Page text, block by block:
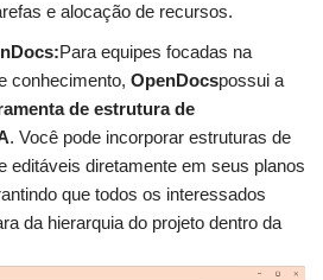
e alocação de recursos.
Para equipes focadas na
conhecimento, OpenDocspossui a
de estrutura de
. Você pode incorporar estruturas de
editáveis diretamente em seus planos
que todos os interessados
da hierarquia do projeto dentro da